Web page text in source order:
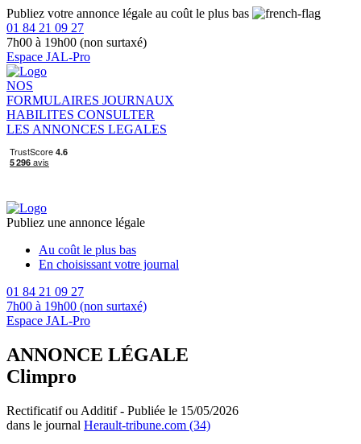
Publiez votre annonce légale au coût le plus bas
01 84 21 09 27
7h00 à 19h00 (non surtaxé)
Espace JAL-Pro
NOS
FORMULAIRES JOURNAUX
HABILITES CONSULTER
LES ANNONCES LEGALES
Publiez une annonce légale
Au coût le plus bas
En choisissant votre journal
01 84 21 09 27
7h00 à 19h00 (non surtaxé)
Espace JAL-Pro
ANNONCE LÉGALE
Climpro
Rectificatif ou Additif - Publiée le 15/05/2026
dans le journal Herault-tribune.com (34)